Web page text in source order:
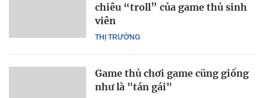
THỊ TRƯỜNG
chiêu “troll” của game thủ sinh
viên
Game thủ chơi game cũng giống
như là "tán gái"